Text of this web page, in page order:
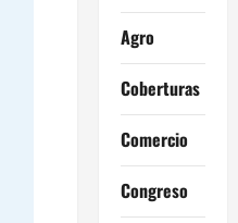
Agro
Coberturas
Comercio
Congreso